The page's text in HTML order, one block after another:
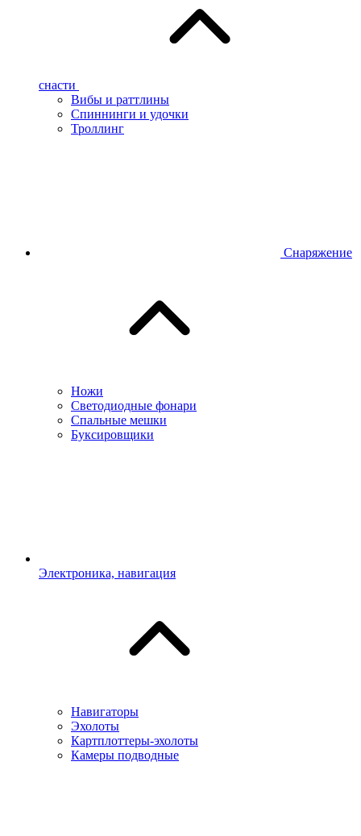
снасти
Вибы и раттлины
Спиннинги и удочки
Троллинг
Снаряжение
Ножи
Светодиодные фонари
Спальные мешки
Буксировщики
Электроника, навигация
Навигаторы
Эхолоты
Картплоттеры-эхолоты
Камеры подводные